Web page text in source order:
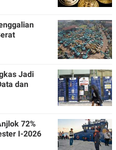
Jadi
dan
72%
I-2026